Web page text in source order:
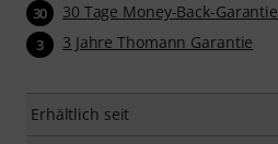
30 30 Tage Money-Back-Garantie
3 3 Jahre Thomann Garantie
Erhältlich seit